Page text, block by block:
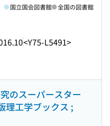
<Y75-L5491>
国立国会図書館 全国の図書館
のスーパースター
理工学ブックス ;